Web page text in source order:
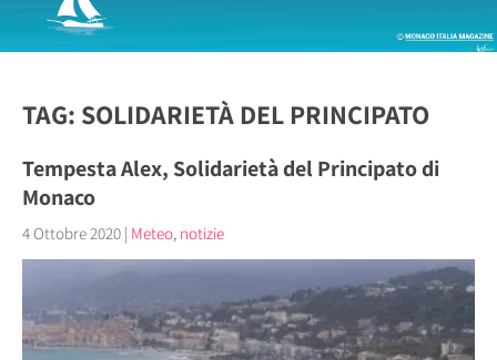
TAG: SOLIDARIETÀ DEL PRINCIPATO
Tempesta Alex, Solidarietà del Principato di
Monaco
4 Ottobre 2020 | Meteo, notizie